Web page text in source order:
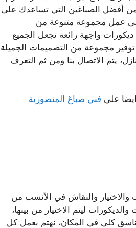
أفضل الصباغين التي تساعدك على
عمل مجموعة متنوعة من
واجهة رائعة تجعل الجميع
توفير مجموعة من التصميمات الجميلة
يتم الاتصال بنا ومن ثم التعرف
علي فني صباغ المنصورية
والاختيار والنقاش في الأنسب من
ليتم الاختيار من بينها،
كلي في المكان، نهتم بعمل كل